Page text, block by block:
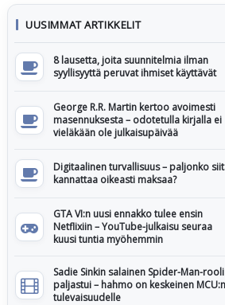
UUSIMMAT ARTIKKELIT
8 lausetta, joita suunnitelmia ilman
syyllisyyttä peruvat ihmiset käyttävät
George R.R. Martin kertoo avoimesti
masennuksesta – odotetulla kirjalla ei
vieläkään ole julkaisupäivää
Digitaalinen turvallisuus – paljonko
kannattaa oikeasti maksaa?
GTA VI:n uusi ennakko tulee ensin
Netflixiin – YouTube-julkaisu seuraa
kuusi tuntia myöhemmin
Sadie Sinkin salainen Spider-Man-rooli
paljastui – hahmo on keskeinen MCU:n
tulevaisuudelle